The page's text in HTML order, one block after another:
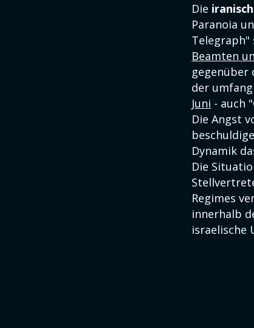
Die
Paranoia
Beamten
gegenüber
der
Juni - auch
Die Angst
Dynamik
Die
Regimes
innerhalb
israelische